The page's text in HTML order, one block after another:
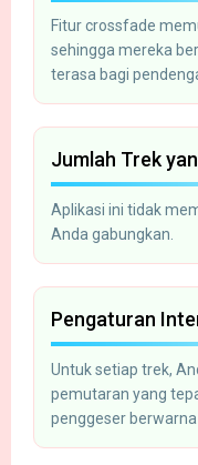
Fitur crossfade
sehingga mereka
terasa bagi
Jumlah Trek
Aplikasi ini tidak
Anda gabungkan.
Pengaturan
Untuk setiap trek,
pemutaran yang
penggeser